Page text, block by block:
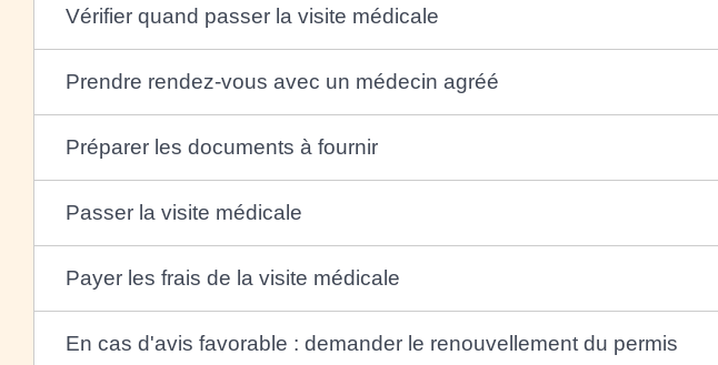
Vérifier quand passer la visite médicale
Prendre rendez-vous avec un médecin agréé
Préparer les documents à fournir
Passer la visite médicale
Payer les frais de la visite médicale
En cas d'avis favorable : demander le renouvellement du permis